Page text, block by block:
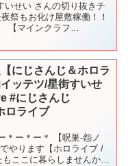
いせい さんの切り抜きチ
祭もお化け屋敷稼働！！
【マインクラフ
にじさんじ＆ホロラ
ッテツ/星街すいせ
#にじさんじ
ロライブ
＊ー＊ー＊ 【呪巣-怨ノ
やります【ホロライブ /
ここに暮らしませんか？